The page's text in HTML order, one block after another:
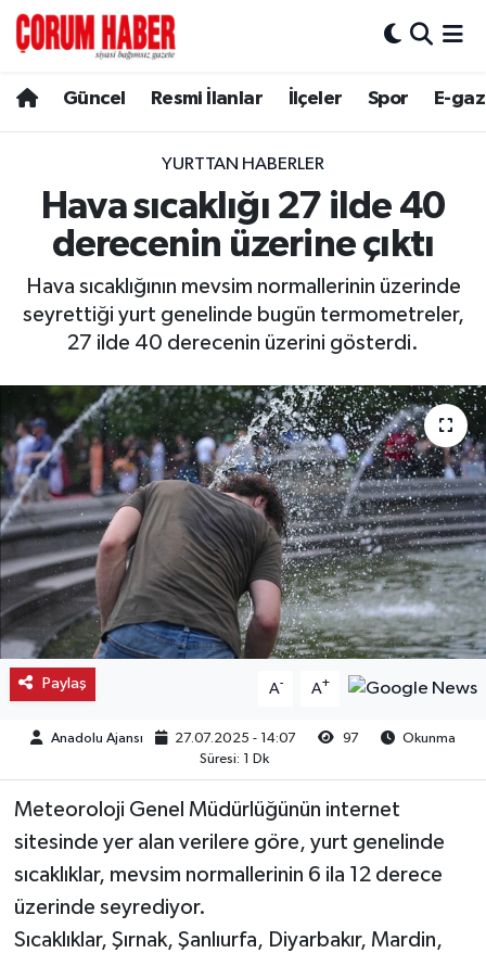
Güncel Resmi İlanlar İlçeler Spor E-
YURTTAN HABERLER
Hava sıcaklığı 27 ilde 40
derecenin üzerine çıktı
Hava sıcaklığının mevsim normallerinin üzerinde
seyrettiği yurt genelinde bugün termometreler,
27 ilde 40 derecenin üzerini gösterdi.
Paylaş A- A+
Anadolu Ajansı 27.07.2025 - 14:07 97
Okunma
Süresi: 1 Dk
Meteoroloji Genel Müdürlüğünün internet
sitesinde yer alan verilere göre, yurt genelinde
sıcaklıklar, mevsim normallerinin 6 ila 12 derece
üzerinde seyrediyor.
Sıcaklıklar, Şırnak, Şanlıurfa, Diyarbakır, Mardin,
Spor
Resmi İlanlar
Alaca
Bayat
Dodurga
İskilip
Kargı
Laçin
Mecitözü
Oğuzlar
Ortaköy
Osmancık
Sungurlu
Uğurludağ
Hava Durumu
Çorum Namaz Vakitleri
Trafik Durumu
Süper Lig Puan Durumu ve Fikstür
Son Dakika Haberleri
Haber Arşivi